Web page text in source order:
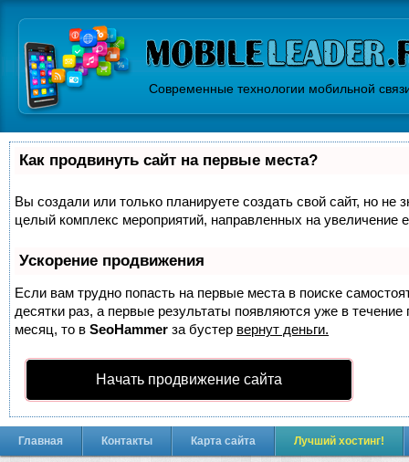
Современные технологии мобильной
Как продвинуть сайт на первые места?
Вы создали или только планируете создать свой сайт, но не
целый комплекс мероприятий, направленных на увеличение
Ускорение продвижения
Если вам трудно попасть на первые места в поиске
десятки раз, а первые результаты появляются уже в
месяц, то в SeoHammer за бустер вернут деньги.
Начать продвижение сайта
Главная Контакты Карта сайта Лучший хостинг!